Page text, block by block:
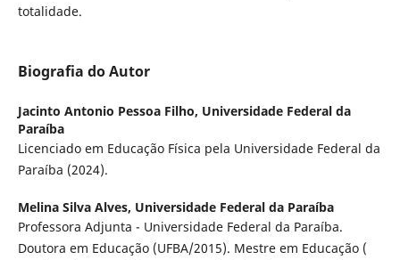
totalidade.
Biografia do Autor
Jacinto Antonio Pessoa Filho, Universidade Federal da
Paraíba
Licenciado em Educação Física pela Universidade Federal da
Paraíba (2024).
Melina Silva Alves, Universidade Federal da Paraíba
Professora Adjunta - Universidade Federal da Paraíba.
Doutora em Educação (UFBA/2015). Mestre em Educação (